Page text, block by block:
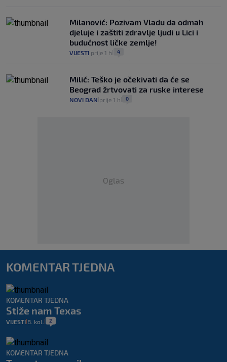
Milanović: Pozivam Vladu da odmah
djeluje i zaštiti zdravlje ljudi u Lici i
budućnost ličke zemlje!
VIJESTI prije 1 h 4
Milić: Teško je očekivati da će se
Beograd žrtvovati za ruske interese
NOVI DAN prije 1 h 0
Oglas
KOMENTAR TJEDNA
KOMENTAR TJEDNA
Stiže nam Texas
VIJESTI 8. kol. 2
KOMENTAR TJEDNA